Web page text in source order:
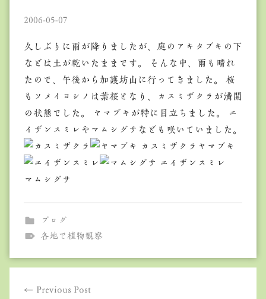
2006-05-07
久しぶりに雨が降りましたが、庭のアキタブキの下
などは土が乾いたままです。 そんな中、雨も晴れ
たので、午後から加護坊山に行ってきました。 桜
もソメイヨシノは葉桜となり、カスミザクラが満開
の状態でした。 ヤマブキが特に目立ちました。 エ
イザンスミレやマムシグサなども咲いていました。
カスミザクラヤマブキ
エイザンスミレ
マムシグサ
ブログ
各地で植物観察
Previous Post